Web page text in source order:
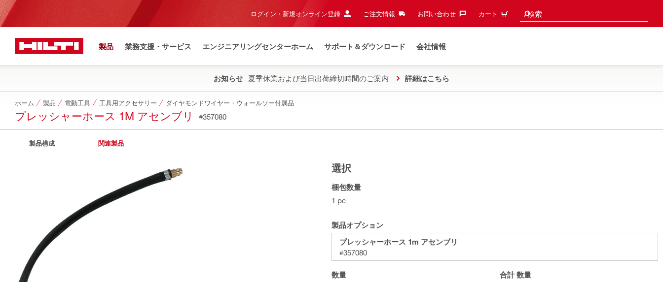
ログイン・新規オンライン登録 ご注文情報 お問い合わせ‎ カート 検索
検索候補
製品 業務支援・サービス エンジニアリングセンターホーム サポート＆ダウンロード 会社情報
お知らせ 夏季休業および当日出荷締切時間のご案内 詳細はこちら
ホーム 製品 電動工具 工具用アクセサリー ダイヤモンドワイヤー・ウォールソー付属品
プレッシャーホース 1M アセンブリ #357080
製品構成 関連製品
選択
梱包数量
1 pc
製品オプション
プレッシャーホース 1m アセンブリ
#357080
数量
合計数量